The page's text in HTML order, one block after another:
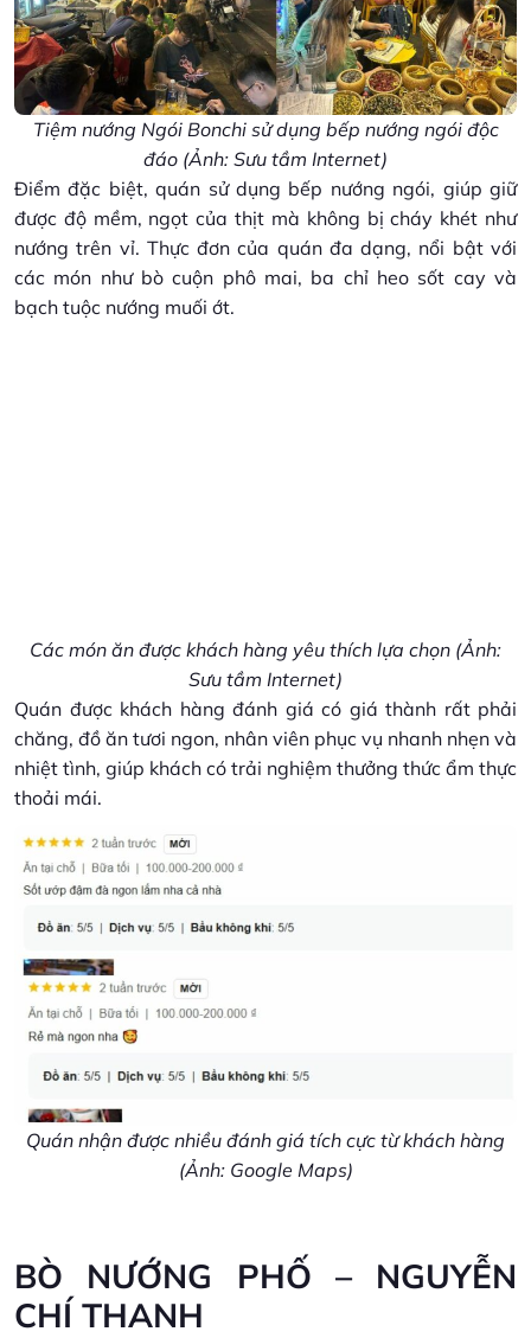
Tiệm nướng Ngói Bonchi sử dụng bếp nướng ngói độc
đáo (Ảnh: Sưu tầm Internet)
Điểm đặc biệt, quán sử dụng bếp nướng ngói, giúp giữ
được độ mềm, ngọt của thịt mà không bị cháy khét như
nướng trên vỉ. Thực đơn của quán đa dạng, nổi bật với
các món như bò cuộn phô mai, ba chỉ heo sốt cay và
bạch tuộc nướng muối ớt.
Các món ăn được khách hàng yêu thích lựa chọn (Ảnh:
Sưu tầm Internet)
Quán được khách hàng đánh giá có giá thành rất phải
chăng, đồ ăn tươi ngon, nhân viên phục vụ nhanh nhẹn và
nhiệt tình, giúp khách có trải nghiệm thưởng thức ẩm thực
thoải mái.
Quán nhận được nhiều đánh giá tích cực từ khách hàng
(Ảnh: Google Maps)
BÒ NƯỚNG PHỐ – NGUYỄN
CHÍ THANH